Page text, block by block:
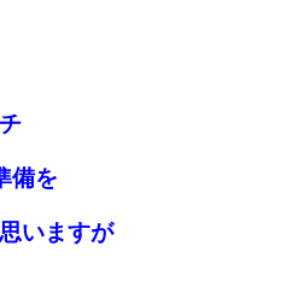
備を
いますが